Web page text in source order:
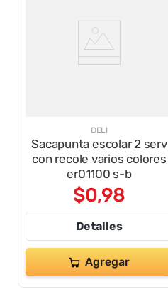
DELI
Sacapunta escolar 2 serv
con recole varios colores
er01100 s-b
$0,98
Detalles
Agregar